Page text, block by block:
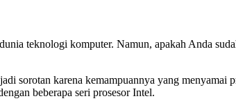
teknologi komputer. Namun, apakah Anda
sorotan karena kemampuannya yang menyamai
beberapa seri prosesor Intel.